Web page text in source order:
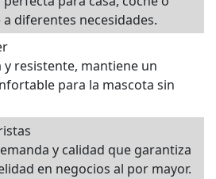
diferentes necesidades.
y resistente, mantiene un
para la mascota sin
y calidad que garantiza
en negocios al por mayor.